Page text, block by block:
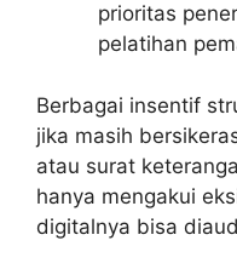
prioritas
pelatihan
Berbagai insentif
jika masih
atau surat
hanya mengakui
digitalnya bisa